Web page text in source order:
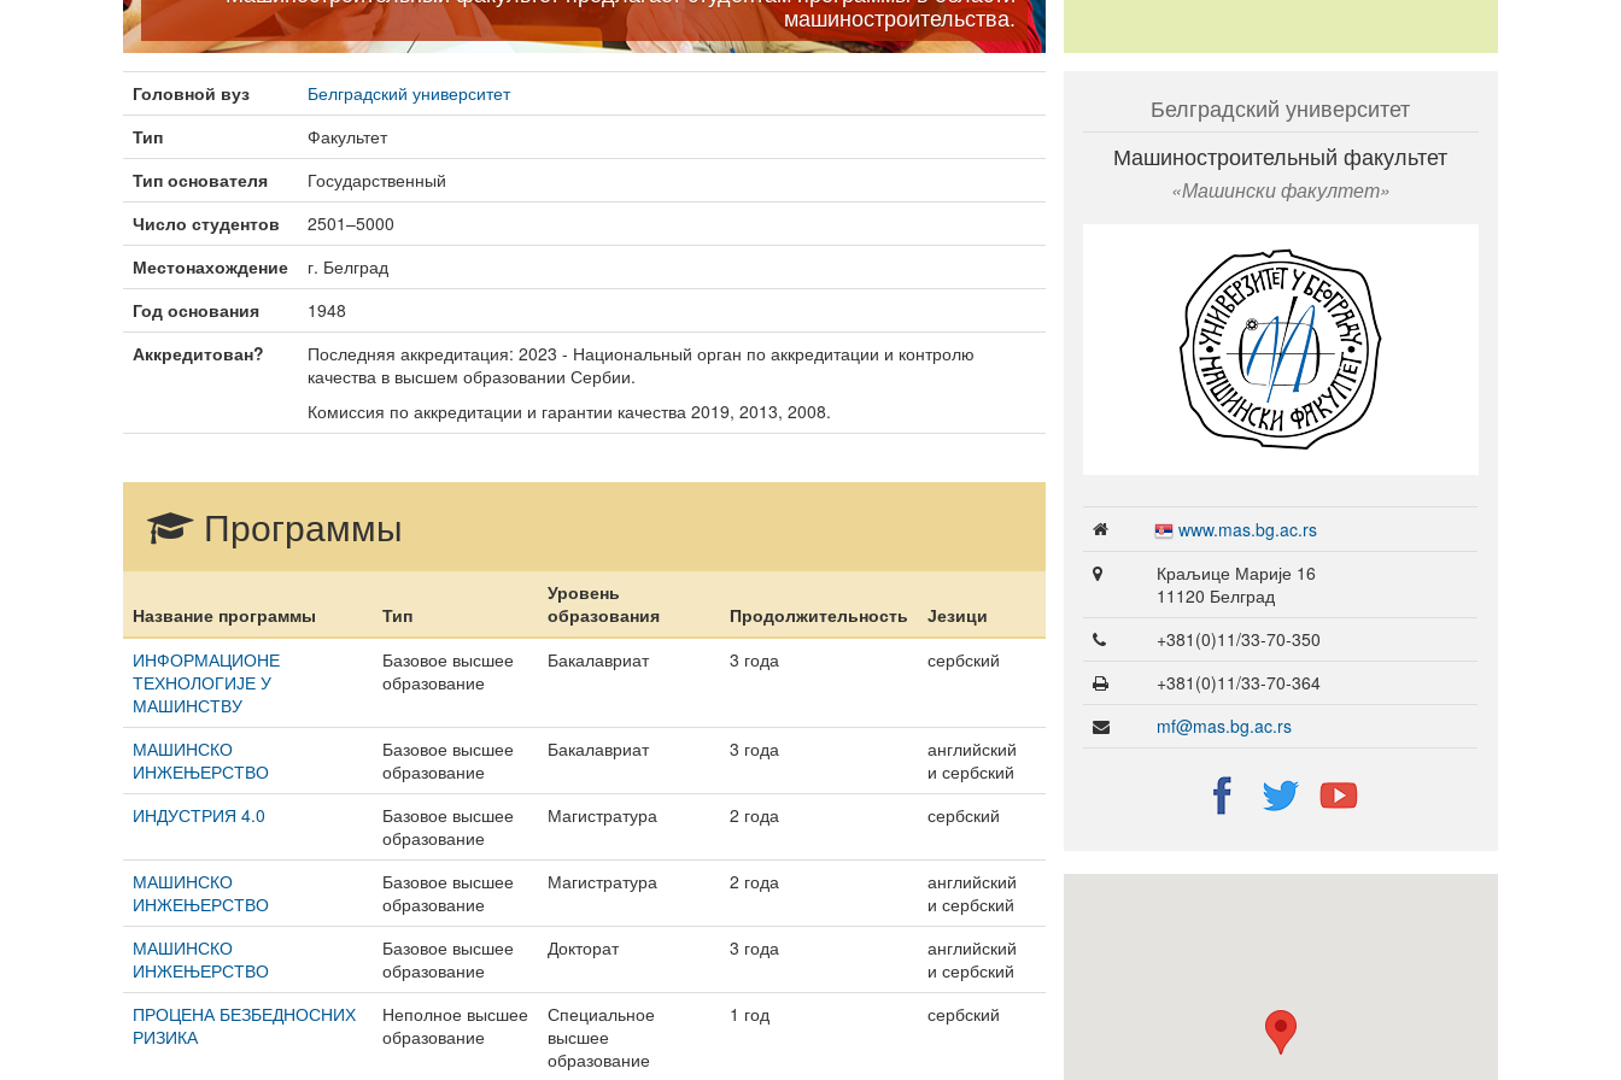
образование
Общежитие
машиностроительства.
Головной вуз
Белградский университет
Тип
Факультет
Тип основателя
Государственный
Число студентов
2501–5000
Местонахождение
г. Белград
Год основания
1948
Аккредитован?
Последняя аккредитация: 2023 - Национальный орган по аккредитации и контролю
качества в высшем образовании Сербии.
Комиссия по аккредитации и гарантии качества 2019, 2013, 2008.
Программы
Название программы Тип
Уровень
образования
Продолжительность
Језици
ИНФОРМАЦИОНЕ
ТЕХНОЛОГИЈЕ У
МАШИНСТВУ
Базовое высшее
образование
Бакалавриат 3 года сербский
МАШИНСКО
ИНЖЕЊЕРСТВО
Базовое высшее
образование
Бакалавриат 3 года
английский
и сербский
ИНДУСТРИЯ 4.0
Базовое высшее
образование
Магистратура 2 года сербский
МАШИНСКО
ИНЖЕЊЕРСТВО
Базовое высшее
образование
Магистратура 2 года
английский
и сербский
МАШИНСКО
ИНЖЕЊЕРСТВО
Базовое высшее
образование
Докторат 3 года
английский
и сербский
ПРОЦЕНА БЕЗБЕДНОСНИХ
РИЗИКА
Неполное высшее
образование
Специальное
высшее
образование
1 год сербский
Белградский университет
Машиностроительный факультет
Машински факултет
www.mas.bg.ac.rs
Краљице Марије 16
11120 Белград
+381(0)11/33-70-350
+381(0)11/33-70-364
mf@mas.bg.ac.rs